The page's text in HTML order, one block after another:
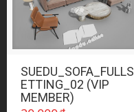
SUEDU_SOFA_FULLS
ETTING_02 (VIP
MEMBER)